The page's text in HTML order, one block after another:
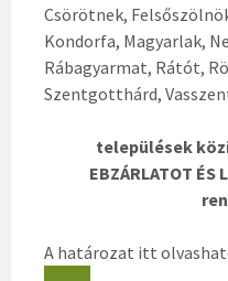
Csörötnek,
Kondorfa, Magyarlak,
Rábagyarmat, Rátót,
Szentgotthárd,
települések
EBZÁRLATOT ÉS
A határozat itt